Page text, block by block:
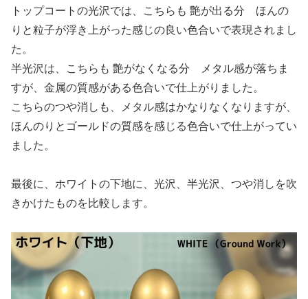
トップコートの光沢では、こちらも 艶が出る分 ほんの
りと粒子が浮き上がった感じの良い色合いで表現されまし
た。
半光沢は、こちらも 艶がなくなる分 メタル感が落ちま
すが、金属の質感がある色合いで仕上がりました。
こちらのつや消しも、メタル感はかなりなくなりますが、
ほんのりとゴールドの質感を感じる色合いで仕上がってい
ました。
最後に、ホワイトの下地に、光沢、半光沢、つや消しを吹
きかけたものを比較します。